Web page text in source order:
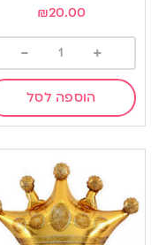
₪20.00
+
-
הוספה לסל